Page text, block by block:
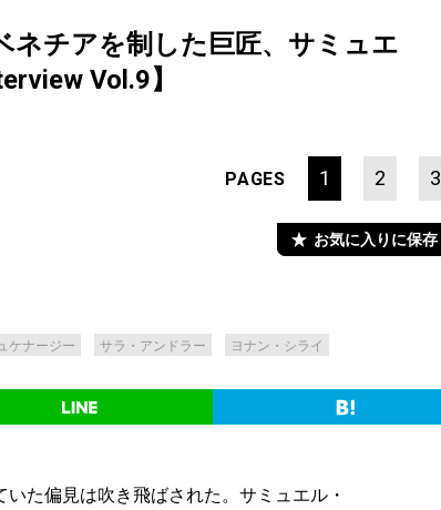
ネチアを制した巨匠、サミュエ
Vol.9】
PAGES 1 2 3
お気に入りに保存
ケナージー サラ・アンドラー ヨナン・シライ
た偏見は吹き飛ばされた。サミュエル・